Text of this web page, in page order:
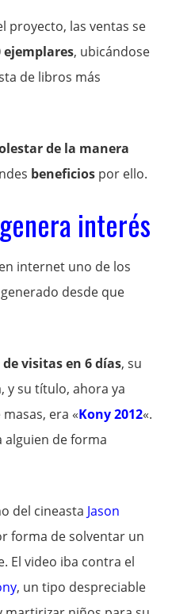
proyecto, las ventas se
ejemplares, ubicándose
de libros más
de la manera
beneficios por ello.
interés
internet uno de los
desde que
de visitas en 6 días, su
y su título, ahora ya
era «Kony 2012«.
alguien de forma
del cineasta Jason
forma de solventar un
El video iba contra el
, un tipo despreciable